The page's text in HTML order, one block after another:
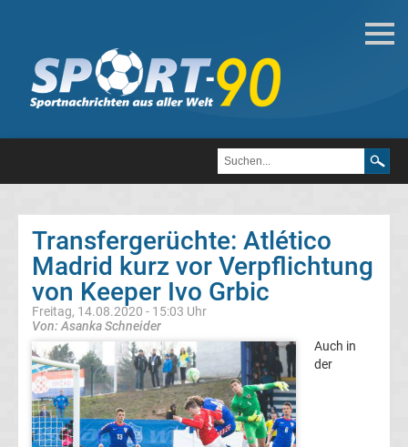
Transfergerüchte
Atlético
Madrid
Transfergerüchte
Transfergerüchte
Transfergerüchte
Deutschland
Transfergerüchte
England
Transfergerüchte
Transfergerüchte: Atlético
Madrid kurz vor Verpflichtung
von Keeper Ivo Grbic
Freitag, 14.08.2020 - 15:03 Uhr
Von: Asanka Schneider
Auch in
der